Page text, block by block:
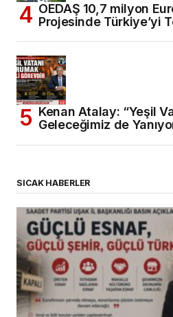
OEDAŞ 10,7 milyon
Projesinde Türkiye’yi
Kenan Atalay: “Yeşil
Geleceğimiz de
SICAK HABERLER